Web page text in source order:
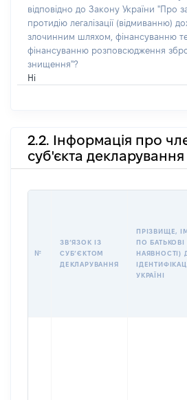
відповідно до Закону України "Про
протидію легалізації (відмиванню)
злочинним шляхом, фінансуванню
фінансуванню розповсюдження
знищення"?
Ні
2.2. Інформація про
суб'єкта декларування
№
ЗВʼЯЗОК ІЗ
СУБʼЄКТОМ
ДЕКЛАРУВАННЯ
ПРІЗВИЩЕ,
ПО БАТЬКОВІ
НАЯВНОСТІ)
УКРАЇНІ